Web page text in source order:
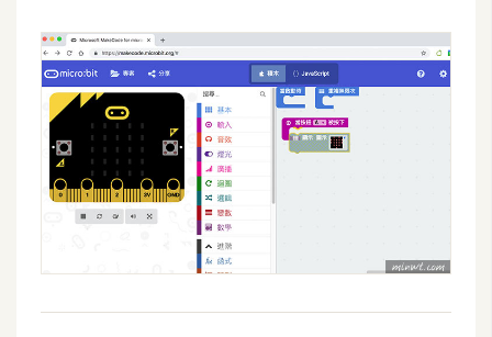
費
版
型
M
開